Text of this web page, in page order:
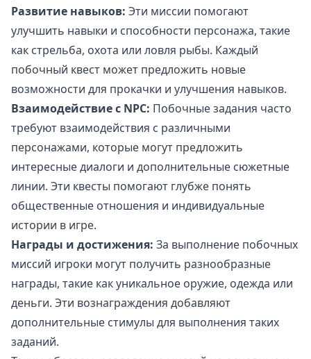
Развитие навыков: Эти миссии помогают
улучшить навыки и способности персонажа, такие
как стрельба, охота или ловля рыбы. Каждый
побочный квест может предложить новые
возможности для прокачки и улучшения навыков.
Взаимодействие с NPC: Побочные задания часто
требуют взаимодействия с различными
персонажами, которые могут предложить
интересные диалоги и дополнительные сюжетные
линии. Эти квесты помогают глубже понять
общественные отношения и индивидуальные
истории в игре.
Награды и достижения: За выполнение побочных
миссий игроки могут получить разнообразные
награды, такие как уникальное оружие, одежда или
деньги. Эти вознаграждения добавляют
дополнительные стимулы для выполнения таких
заданий.